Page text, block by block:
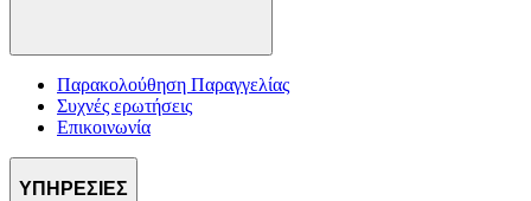
Παρακολούθηση Παραγγελίας
Συχνές ερωτήσεις
Επικοινωνία
ΥΠΗΡΕΣΙΕΣ